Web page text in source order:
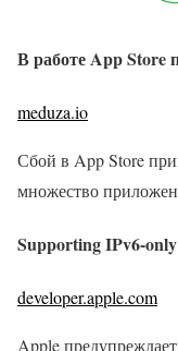
В работе App Store
meduza.io
Сбой в App Store
множество
Supporting IPv6-
developer.apple.com
Apple